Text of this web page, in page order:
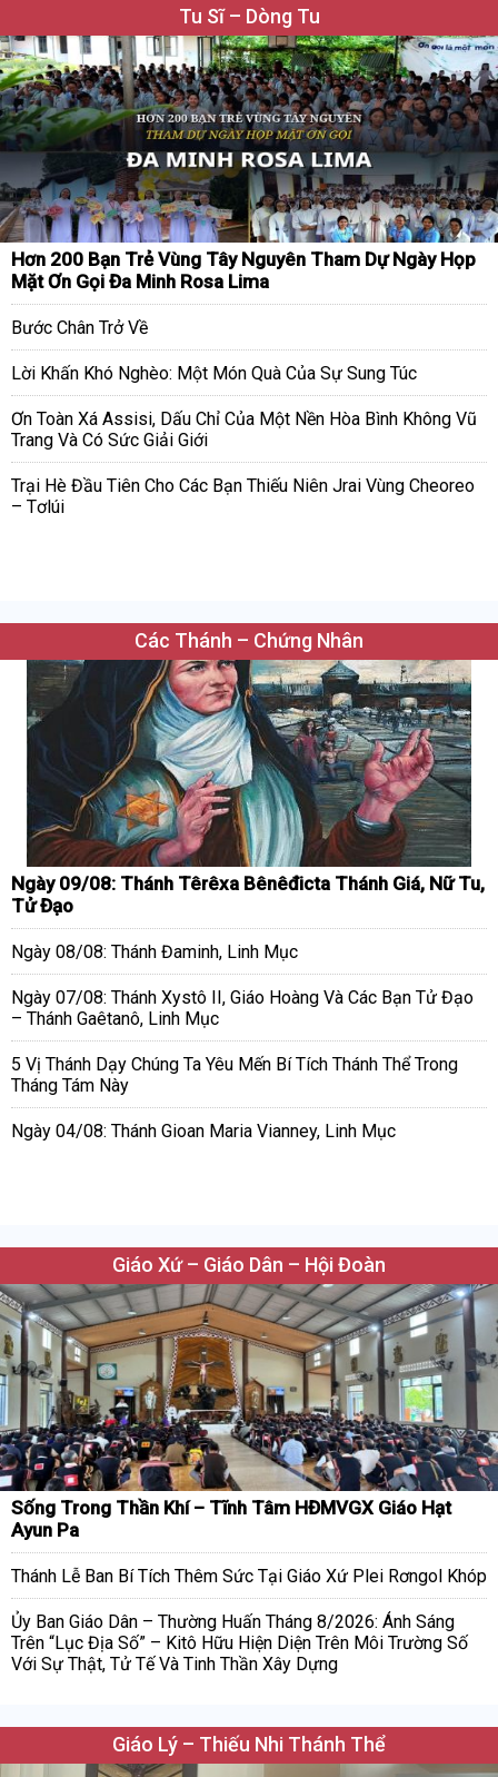
Tu Sĩ – Dòng Tu
Hơn 200 Bạn Trẻ Vùng Tây Nguyên Tham Dự Ngày Họp
Mặt Ơn Gọi Đa Minh Rosa Lima
Bước Chân Trở Về
Lời Khấn Khó Nghèo: Một Món Quà Của Sự Sung Túc
Ơn Toàn Xá Assisi, Dấu Chỉ Của Một Nền Hòa Bình Không Vũ
Trang Và Có Sức Giải Giới
Trại Hè Đầu Tiên Cho Các Bạn Thiếu Niên Jrai Vùng Cheoreo
– Tơlúi
Các Thánh – Chứng Nhân
Ngày 09/08: Thánh Têrêxa Bênêđicta Thánh Giá, Nữ Tu,
Tử Đạo
Ngày 08/08: Thánh Đaminh, Linh Mục
Ngày 07/08: Thánh Xystô II, Giáo Hoàng Và Các Bạn Tử Đạo
– Thánh Gaêtanô, Linh Mục
5 Vị Thánh Dạy Chúng Ta Yêu Mến Bí Tích Thánh Thể Trong
Tháng Tám Này
Ngày 04/08: Thánh Gioan Maria Vianney, Linh Mục
Giáo Xứ – Giáo Dân – Hội Đoàn
Sống Trong Thần Khí – Tĩnh Tâm HĐMVGX Giáo Hạt
Ayun Pa
Thánh Lễ Ban Bí Tích Thêm Sức Tại Giáo Xứ Plei Rơngol Khóp
Ủy Ban Giáo Dân – Thường Huấn Tháng 8/2026: Ánh Sáng
Trên “Lục Địa Số” – Kitô Hữu Hiện Diện Trên Môi Trường Số
Với Sự Thật, Tử Tế Và Tinh Thần Xây Dựng
Giáo Lý – Thiếu Nhi Thánh Thể